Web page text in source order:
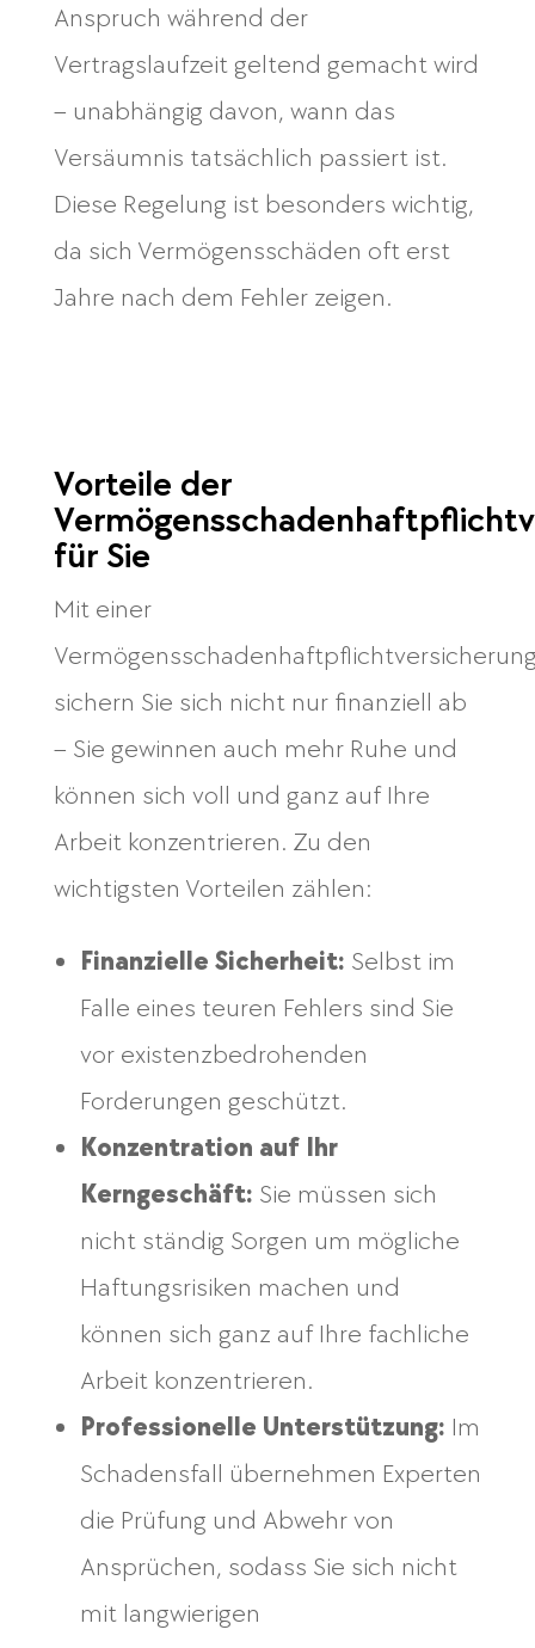
Anspruch während der
Vertragslaufzeit geltend gemacht wird
– unabhängig davon, wann das
Versäumnis tatsächlich passiert ist.
Diese Regelung ist besonders wichtig,
da sich Vermögensschäden oft erst
Jahre nach dem Fehler zeigen.
Vorteile der
für Sie
Mit einer
sichern Sie sich nicht nur finanziell ab
– Sie gewinnen auch mehr Ruhe und
können sich voll und ganz auf Ihre
Arbeit konzentrieren. Zu den
wichtigsten Vorteilen zählen:
Finanzielle Sicherheit: Selbst im
Falle eines teuren Fehlers sind Sie
vor existenzbedrohenden
Forderungen geschützt.
Konzentration auf Ihr
Kerngeschäft: Sie müssen sich
nicht ständig Sorgen um mögliche
Haftungsrisiken machen und
können sich ganz auf Ihre fachliche
Arbeit konzentrieren.
Professionelle Unterstützung: Im
Schadensfall übernehmen Experten
die Prüfung und Abwehr von
Ansprüchen, sodass Sie sich nicht
mit langwierigen